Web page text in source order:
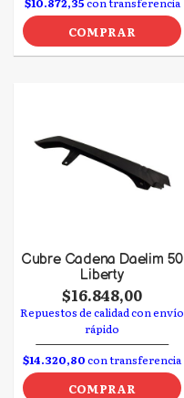
COMPRAR
Cubre Cadena Daelim 50
Liberty
$16.848,00
Repuestos de calidad con envío
rápido
$14.320,80con transferencia
COMPRAR